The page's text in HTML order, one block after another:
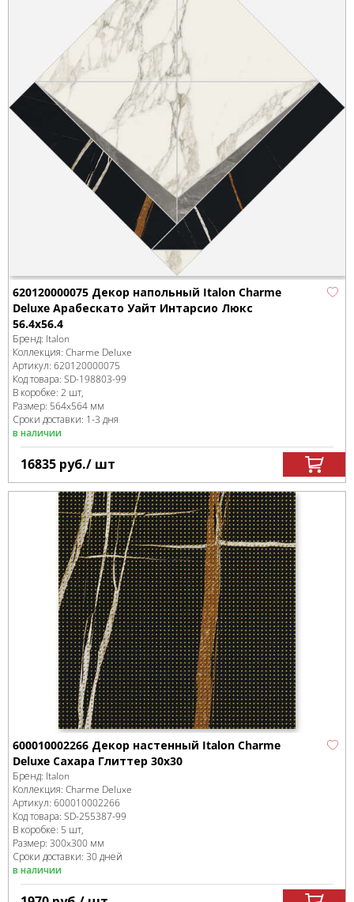
620120000075 Декор напольный Italon Charme
Deluxe Арабескато Уайт Интарсио Люкс
56.4x56.4
Бренд: Italon
Коллекция: Charme Deluxe
Артикул: 620120000075
Код товара: SD-198803-99
В коробке: 2 шт,
Размер: 564x564 мм
Сроки доставки: 1-3 дня
в наличии
16835 руб./ шт
600010002266 Декор настенный Italon Charme
Deluxe Сахара Глиттер 30x30
Бренд: Italon
Коллекция: Charme Deluxe
Артикул: 600010002266
Код товара: SD-255387-99
В коробке: 5 шт,
Размер: 300x300 мм
Сроки доставки: 30 дней
в наличии